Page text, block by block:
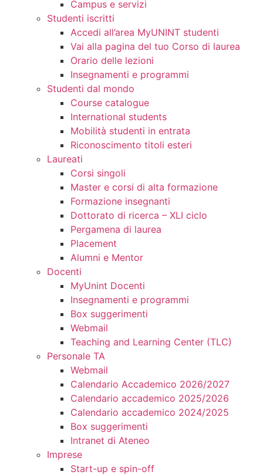
Campus e servizi
Studenti iscritti
Accedi all’area MyUNINT studenti
Vai alla pagina del tuo Corso di laurea
Orario delle lezioni
Insegnamenti e programmi
Studenti dal mondo
Course catalogue
International students
Mobilità studenti in entrata
Riconoscimento titoli esteri
Laureati
Corsi singoli
Master e corsi di alta formazione
Formazione insegnanti
Dottorato di ricerca – XLI ciclo
Pergamena di laurea
Placement
Alumni e Mentor
Docenti
MyUnint Docenti
Insegnamenti e programmi
Box suggerimenti
Webmail
Teaching and Learning Center (TLC)
Personale TA
Webmail
Calendario Accademico 2026/2027
Calendario accademico 2025/2026
Calendario accademico 2024/2025
Box suggerimenti
Intranet di Ateneo
Imprese
Start-up e spin-off